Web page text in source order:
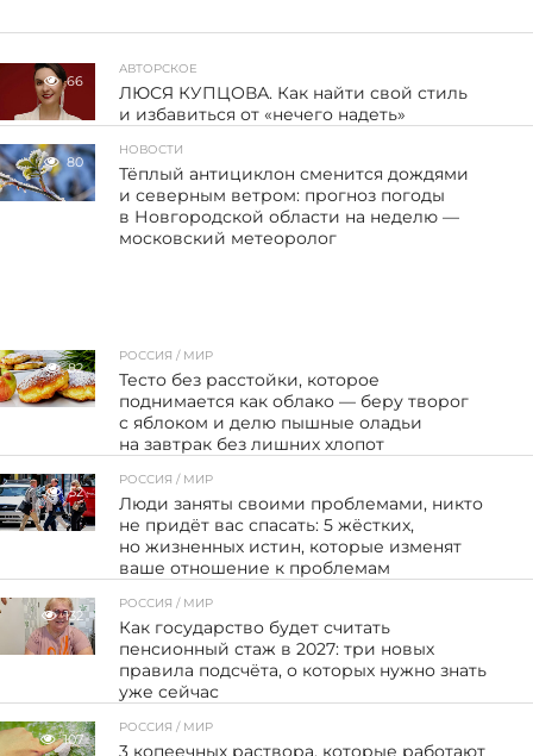
66
АВТОРСКОЕ
ЛЮСЯ КУПЦОВА. Как найти свой стиль
и избавиться от «нечего надеть»
80
НОВОСТИ
Тёплый антициклон сменится дождями
и северным ветром: прогноз погоды
в Новгородской области на неделю —
московский метеоролог
82
РОССИЯ / МИР
Тесто без расстойки, которое
поднимается как облако — беру творог
с яблоком и делю пышные оладьи
на завтрак без лишних хлопот
52
РОССИЯ / МИР
Люди заняты своими проблемами, никто
не придёт вас спасать: 5 жёстких,
но жизненных истин, которые изменят
ваше отношение к проблемам
132
РОССИЯ / МИР
Как государство будет считать
пенсионный стаж в 2027: три новых
правила подсчёта, о которых нужно знать
уже сейчас
107
РОССИЯ / МИР
3 копеечных раствора, которые работают